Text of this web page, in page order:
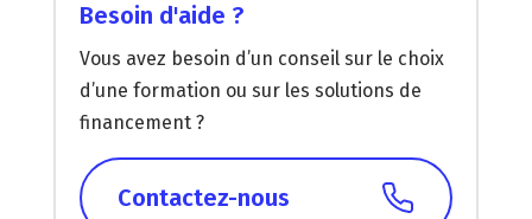
Besoin d'aide ?
Vous avez besoin d’un conseil sur le choix
d’une formation ou sur les solutions de
financement ?
Contactez-nous